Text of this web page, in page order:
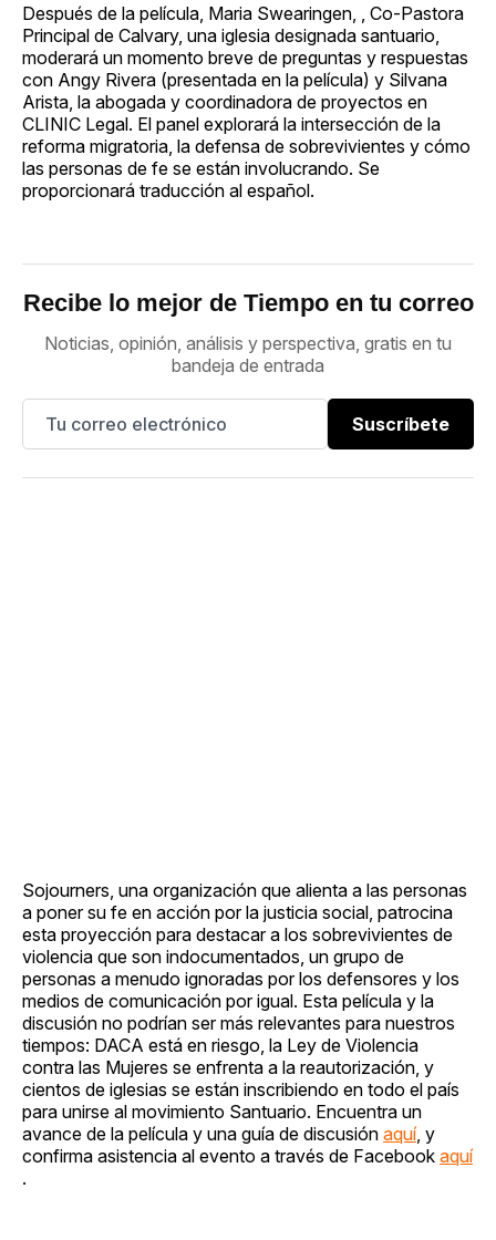
Después de la película, Maria Swearingen, , Co-Pastora
Principal de Calvary, una iglesia designada santuario,
moderará un momento breve de preguntas y respuestas
con Angy Rivera (presentada en la película) y Silvana
Arista, la abogada y coordinadora de proyectos en
CLINIC Legal. El panel explorará la intersección de la
reforma migratoria, la defensa de sobrevivientes y cómo
las personas de fe se están involucrando. Se
proporcionará traducción al español.
Recibe lo mejor de Tiempo en tu correo
Noticias, opinión, análisis y perspectiva, gratis en tu
bandeja de entrada
Suscríbete
Sojourners, una organización que alienta a las personas
a poner su fe en acción por la justicia social, patrocina
esta proyección para destacar a los sobrevivientes de
violencia que son indocumentados, un grupo de
personas a menudo ignoradas por los defensores y los
medios de comunicación por igual. Esta película y la
discusión no podrían ser más relevantes para nuestros
tiempos: DACA está en riesgo, la Ley de Violencia
contra las Mujeres se enfrenta a la reautorización, y
cientos de iglesias se están inscribiendo en todo el país
para unirse al movimiento Santuario. Encuentra un
avance de la película y una guía de discusión aquí, y
confirma asistencia al evento a través de Facebook aquí
.